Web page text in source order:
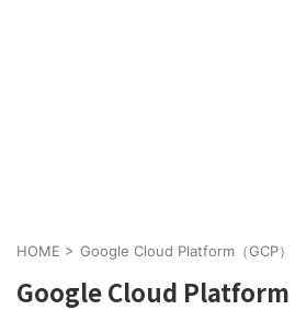
HOME > Google Cloud Platform（GCP）
Google Cloud Platform